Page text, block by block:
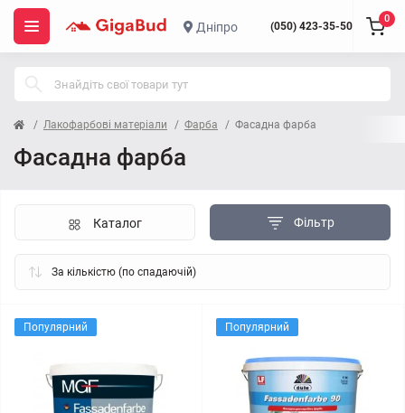
Дніпро (050) 423-35-50
0
Лакофарбові матеріали Фарба Фасадна фарба
Фасадна фарба
Фільтр
Каталог
Популярний Популярний